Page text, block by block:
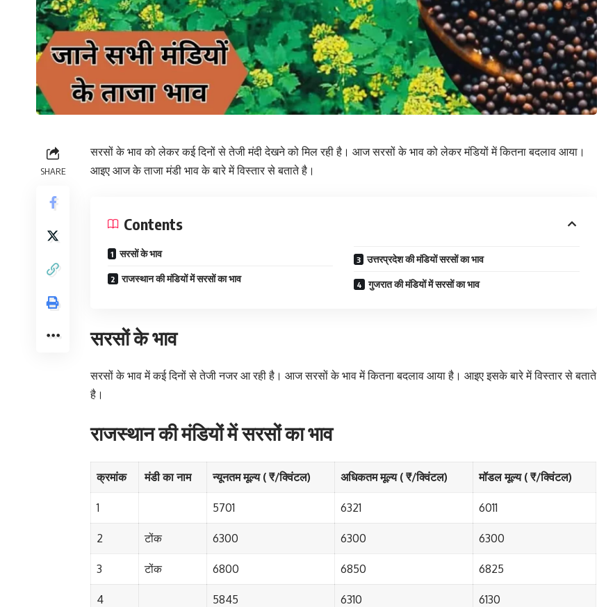
SHARE
सरसों के भाव को लेकर कई दिनों से तेजी मंदी देखने को मिल रही है। आज सरसों के भाव को लेकर मंडियों में कितना बदलाव आया।
आइए आज के ताजा मंडी भाव के बारे में विस्तार से बताते है।
Contents
सरसों के भाव
राजस्थान की मंडियों में सरसों का भाव
उत्तरप्रदेश की मंडियों सरसों का भाव
गुजरात की मंडियों में सरसों का भाव
सरसों के भाव
सरसों के भाव में कई दिनों से तेजी नजर आ रही है। आज सरसों के भाव में कितना बदलाव आया है। आइए इसके बारे में विस्तार से बताते
है।
राजस्थान की मंडियों में सरसों का भाव
क्रमांक मंडी का नाम न्यूनतम मूल्य ( ₹/क्विंटल) अधिकतम मूल्य ( ₹/क्विंटल) मॉडल मूल्य ( ₹/क्विंटल)
1 5701 6321 6011
2 टोंक 6300 6300 6300
3 टोंक 6800 6850 6825
4 5845 6310 6130